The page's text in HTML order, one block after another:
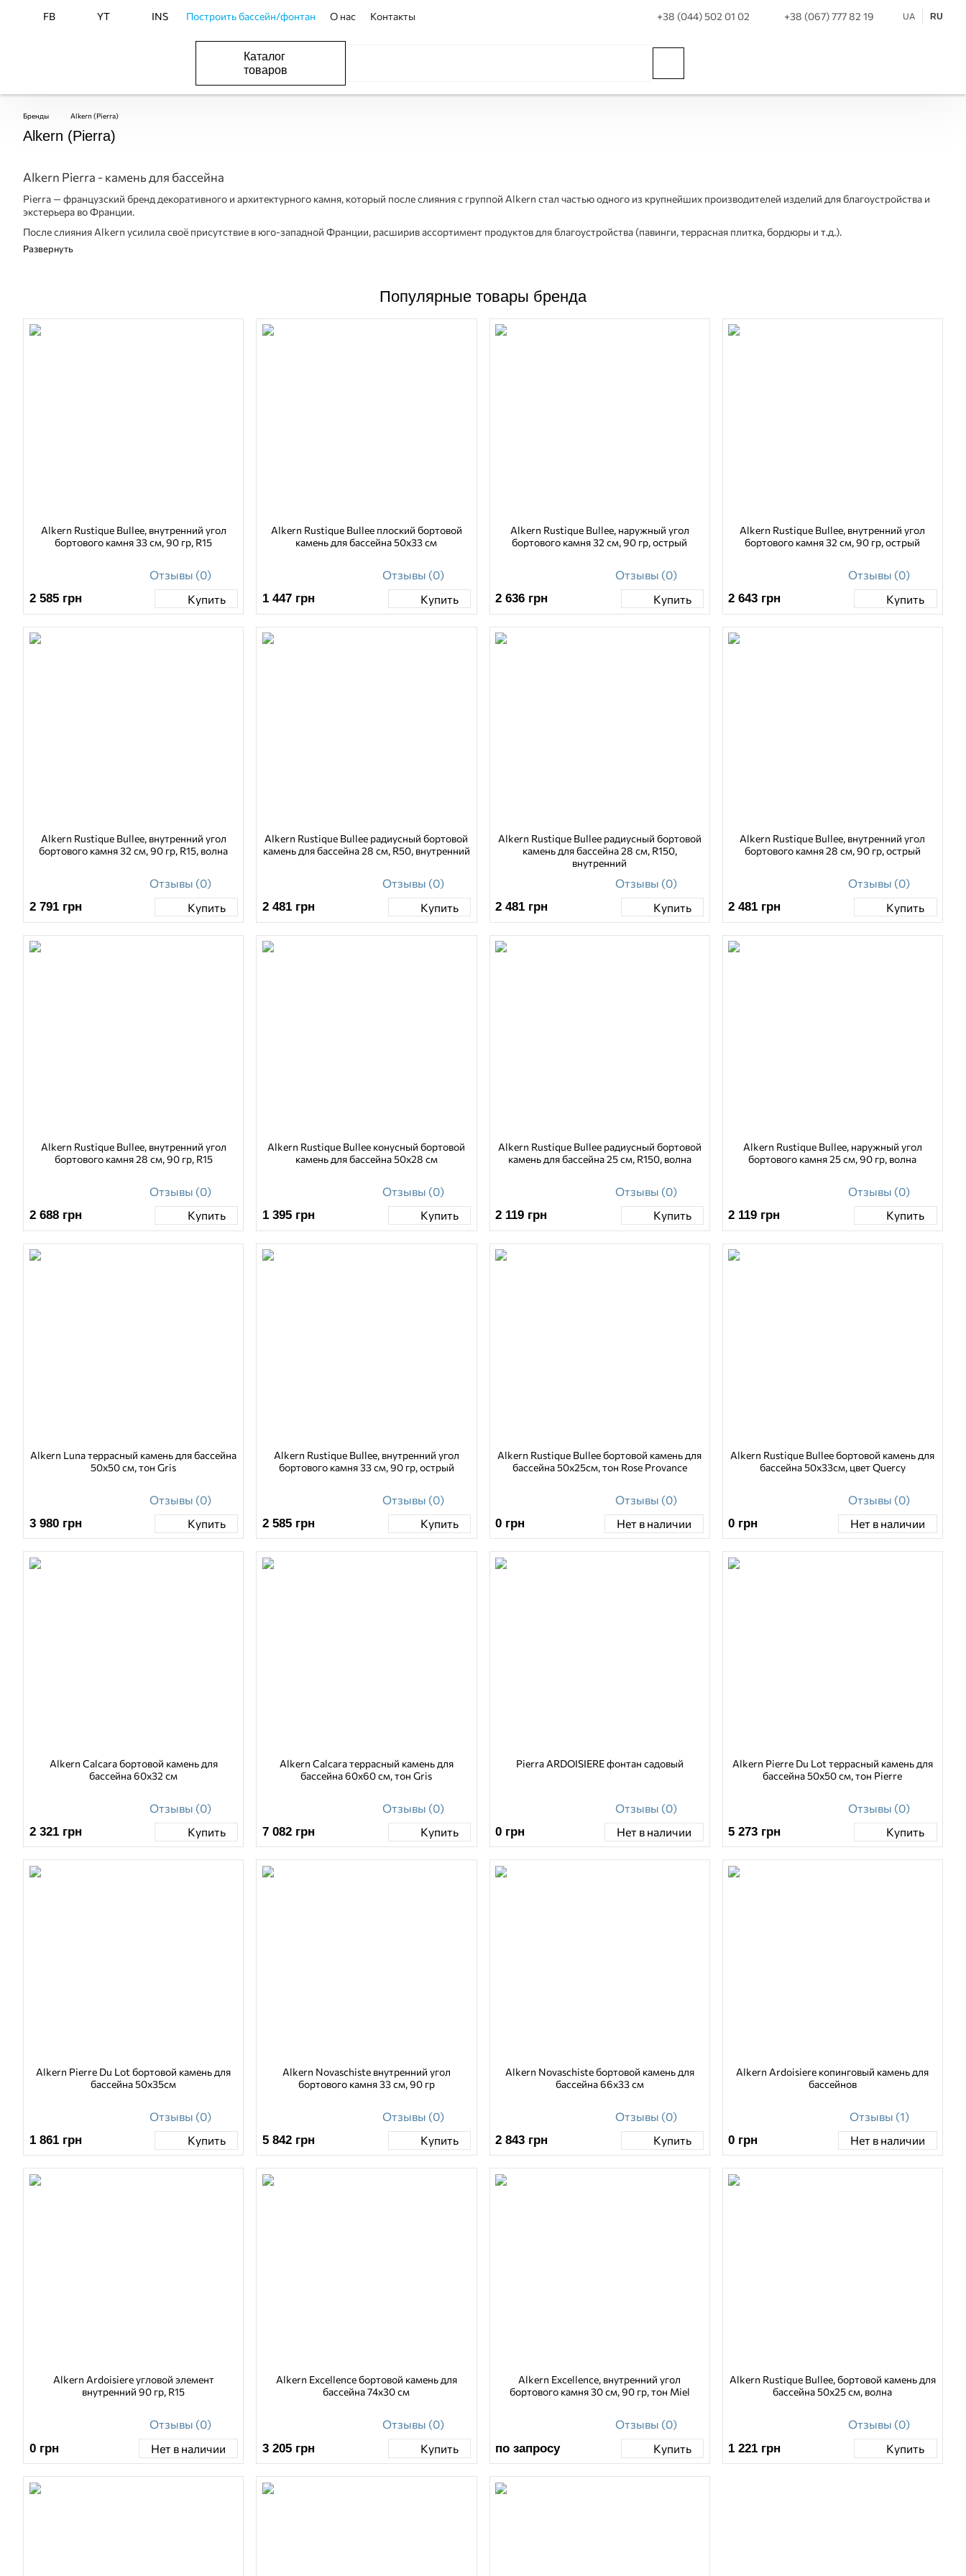
FB YT INS Построить бассейн/фонтан О нас Контакты +38 (044) 502 01 02 +38 (067) 777 82 19 UA RU
Каталог
товаров
Бренды Alkern (Pierra)
Alkern (Pierra)
Alkern Pierra - камень для бассейна
Pierra — французский бренд декоративного и архитектурного камня, который после слияния с группой Alkern стал частью одного из крупнейших производителей изделий для благоустройства и
экстерьера во Франции.
После слияния Alkern усилила своё присутствие в юго-западной Франции, расширив ассортимент продуктов для благоустройства (павинги, террасная плитка, бордюры и т.д.).
Популярные товары бренда
Alkern Rustique Bullee, внутренний угол
бортового камня 33 см, 90 гр, R15
Отзывы (0)
2 585 грн Купить
Alkern Rustique Bullee плоский бортовой
камень для бассейна 50х33 см
Отзывы (0)
1 447 грн Купить
Alkern Rustique Bullee, наружный угол
бортового камня 32 см, 90 гр, острый
Отзывы (0)
2 636 грн Купить
Alkern Rustique Bullee, внутренний угол
бортового камня 32 см, 90 гр, острый
Отзывы (0)
2 643 грн Купить
Alkern Rustique Bullee, внутренний угол
бортового камня 32 см, 90 гр, R15, волна
Отзывы (0)
2 791 грн Купить
Alkern Rustique Bullee радиусный бортовой
камень для бассейна 28 см, R50, внутренний
Отзывы (0)
2 481 грн Купить
Alkern Rustique Bullee радиусный бортовой
камень для бассейна 28 см, R150,
внутренний
Отзывы (0)
2 481 грн Купить
Alkern Rustique Bullee, внутренний угол
бортового камня 28 см, 90 гр, острый
Отзывы (0)
2 481 грн Купить
Alkern Rustique Bullee, внутренний угол
бортового камня 28 см, 90 гр, R15
Отзывы (0)
2 688 грн Купить
Alkern Rustique Bullee конусный бортовой
камень для бассейна 50х28 см
Отзывы (0)
1 395 грн Купить
Alkern Rustique Bullee радиусный бортовой
камень для бассейна 25 см, R150, волна
Отзывы (0)
2 119 грн Купить
Alkern Rustique Bullee, наружный угол
бортового камня 25 см, 90 гр, волна
Отзывы (0)
2 119 грн Купить
Alkern Luna террасный камень для бассейна
50х50 см, тон Gris
Отзывы (0)
3 980 грн Купить
Alkern Rustique Bullee, внутренний угол
бортового камня 33 см, 90 гр, острый
Отзывы (0)
2 585 грн Купить
Alkern Rustique Bullee бортовой камень для
бассейна 50х25см, тон Rose Provance
Отзывы (0)
0 грн Нет в наличии
Alkern Rustique Bullee бортовой камень для
бассейна 50х33см, цвет Quercy
Отзывы (0)
0 грн Нет в наличии
Alkern Calcara бортовой камень для
бассейна 60х32 см
Отзывы (0)
2 321 грн Купить
Alkern Calcara террасный камень для
бассейна 60х60 см, тон Gris
Отзывы (0)
7 082 грн Купить
Pierra ARDOISIERE фонтан садовый
Отзывы (0)
0 грн Нет в наличии
Alkern Pierre Du Lot террасный камень для
бассейна 50х50 см, тон Pierre
Отзывы (0)
5 273 грн Купить
Alkern Pierre Du Lot бортовой камень для
бассейна 50х35см
Отзывы (0)
1 861 грн Купить
Alkern Novaschiste внутренний угол
бортового камня 33 см, 90 гр
Отзывы (0)
5 842 грн Купить
Alkern Novaschiste бортовой камень для
бассейна 66х33 см
Отзывы (0)
2 843 грн Купить
Alkern Ardoisiere копинговый камень для
бассейнов
Отзывы (1)
0 грн Нет в наличии
Alkern Ardoisiere угловой элемент
внутренний 90 гр, R15
Отзывы (0)
0 грн Нет в наличии
Alkern Excellence бортовой камень для
бассейна 74х30 см
Отзывы (0)
3 205 грн Купить
Alkern Excellence, внутренний угол
бортового камня 30 см, 90 гр, тон Miel
Отзывы (0)
по запросу
Купить
Alkern Rustique Bullee, бортовой камень для
бассейна 50х25 см, волна
Отзывы (0)
1 221 грн Купить